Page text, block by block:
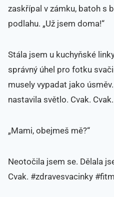
zaskřípal v zámku, batoh s
podlahu. „Už jsem doma!“
Stála jsem u kuchyňské
správný úhel pro fotku
musely vypadat jako
nastavila světlo. Cvak.
„Mami, obejmeš mě?“
Neotočila jsem se. Dělala
Cvak. #zdravesvacinky